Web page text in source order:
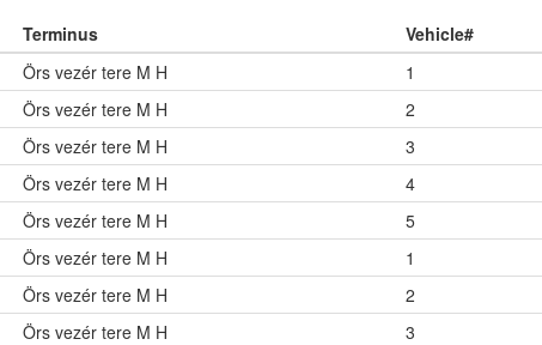
Terminus Vehicle#
Örs vezér tere M H 1
Örs vezér tere M H 2
Örs vezér tere M H 3
Örs vezér tere M H 4
Örs vezér tere M H 5
Örs vezér tere M H 1
Örs vezér tere M H 2
Örs vezér tere M H 3